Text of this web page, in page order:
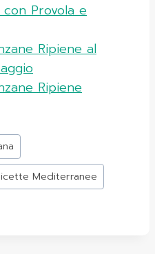
con Provola e
Ripiene al
Ripiene
Mediterranee